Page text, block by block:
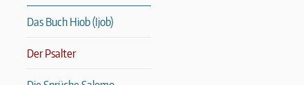
Das Buch Hiob (Ijob)
Der Psalter